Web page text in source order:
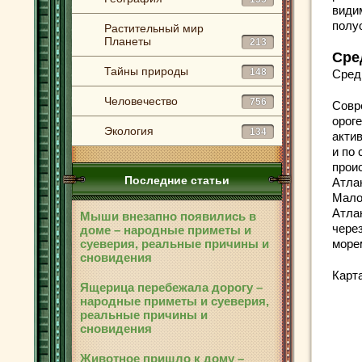
Растительный мир
Планеты
213
Тайны природы 148
Человечество 756
Экология 134
Последние статьи
Мыши внезапно появились в
доме – народные приметы и
суеверия, реальные причины и
сновидения
Ящерица перебежала дорогу –
народные приметы и суеверия,
реальные причины и
сновидения
Животное пришло к дому –
и по